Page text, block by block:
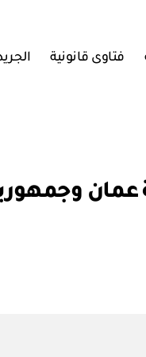
فتاوى قانونية
عمان